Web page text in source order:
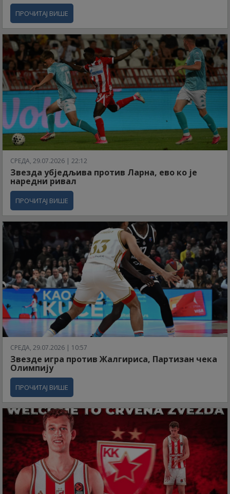
ПРОЧИТАЈ ВИШЕ
СРЕДА, 29.07.2026 | 22:12
Звезда убједљива против Ларна, ево ко је
наредни ривал
ПРОЧИТАЈ ВИШЕ
СРЕДА, 29.07.2026 | 10:57
Звезде игра против Жалгириса, Партизан чека
Олимпију
ПРОЧИТАЈ ВИШЕ